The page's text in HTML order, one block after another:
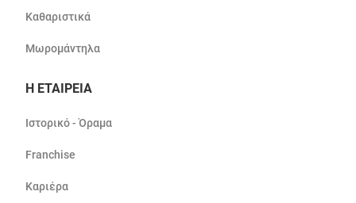
Καθαριστικά
Μωρομάντηλα
Η ΕΤΑΙΡΕΙΑ
Ιστορικό - Όραμα
Franchise
Καριέρα